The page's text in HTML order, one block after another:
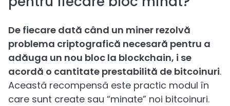
De fiecare dată când un miner rezolvă
problema criptografică necesară pentru a
adăuga un nou bloc la blockchain, i se
acordă o cantitate prestabilită de bitcoinuri.
Această recompensă este practic modul în
care sunt create sau “minate” noi bitcoinuri.